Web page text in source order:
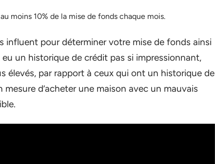
moins 10% de la mise de fonds chaque mois.
influent pour déterminer votre mise de fonds ainsi
un historique de crédit pas si impressionnant,
élevés, par rapport à ceux qui ont un historique de
d’acheter une maison avec un mauvais